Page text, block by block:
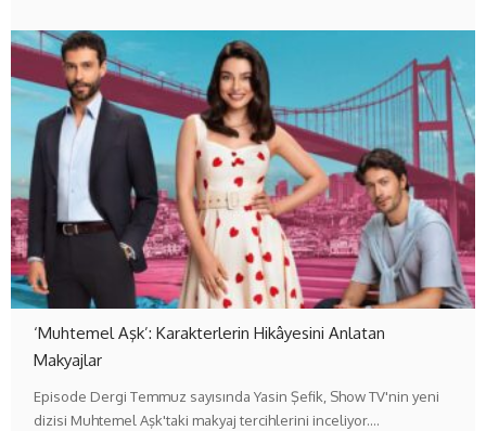
‘Muhtemel Aşk’: Karakterlerin Hikâyesini Anlatan
Makyajlar
Episode Dergi Temmuz sayısında Yasin Şefik, Show TV'nin yeni
dizisi Muhtemel Aşk'taki makyaj tercihlerini inceliyor.…